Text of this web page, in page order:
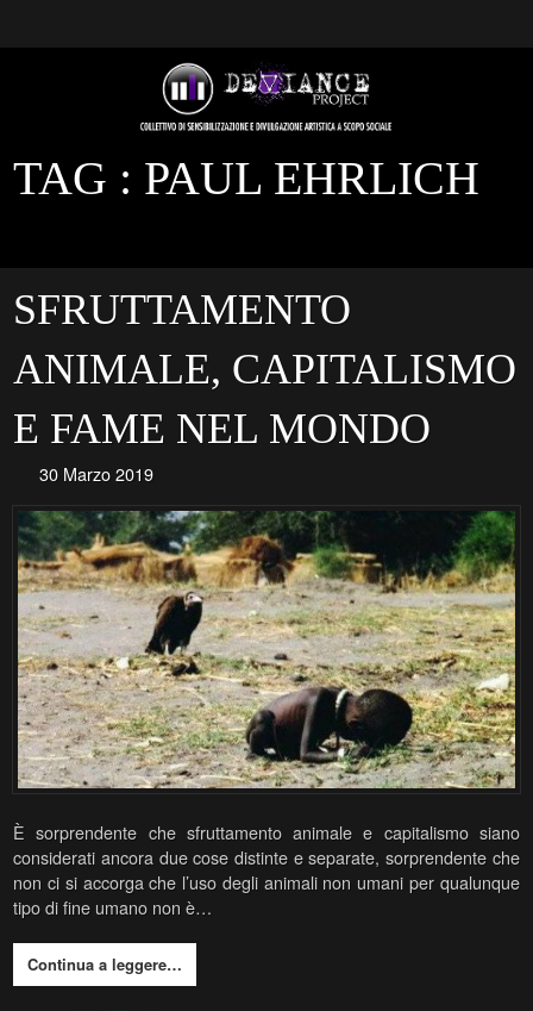
TAG : PAUL EHRLICH
SFRUTTAMENTO
ANIMALE, CAPITALISMO
E FAME NEL MONDO
30 Marzo 2019
È sorprendente che sfruttamento animale e capitalismo siano
considerati ancora due cose distinte e separate, sorprendente che
non ci si accorga che l’uso degli animali non umani per qualunque
tipo di fine umano non è…
Continua a leggere…